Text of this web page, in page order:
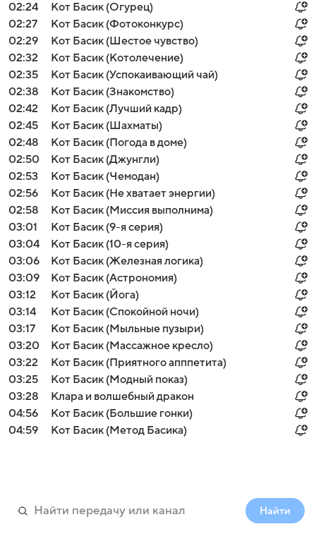
02:24
Кот Басик (Огурец)
02:27
Кот Басик (Фотоконкурс)
02:29
Кот Басик (Шестое чувство)
02:32
Кот Басик (Котолечение)
02:35
Кот Басик (Успокаивающий чай)
02:38
Кот Басик (Знакомство)
02:42
Кот Басик (Лучший кадр)
02:45
Кот Басик (Шахматы)
02:48
Кот Басик (Погода в доме)
02:50
Кот Басик (Джунгли)
02:53
Кот Басик (Чемодан)
02:56
Кот Басик (Не хватает энергии)
02:58
Кот Басик (Миссия выполнима)
03:01
Кот Басик (9-я серия)
03:04
Кот Басик (10-я серия)
03:06
Кот Басик (Железная логика)
03:09
Кот Басик (Астрономия)
03:12
Кот Басик (Йога)
03:14
Кот Басик (Спокойной ночи)
03:17
Кот Басик (Мыльные пузыри)
03:20
Кот Басик (Массажное кресло)
03:22
Кот Басик (Приятного апппетита)
03:25
Кот Басик (Модный показ)
03:28
Клара и волшебный дракон
04:56
Кот Басик (Большие гонки)
04:59
Кот Басик (Метод Басика)
Найти